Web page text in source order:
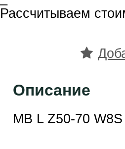
Рассчитываем
Описание
MB L Z50-70